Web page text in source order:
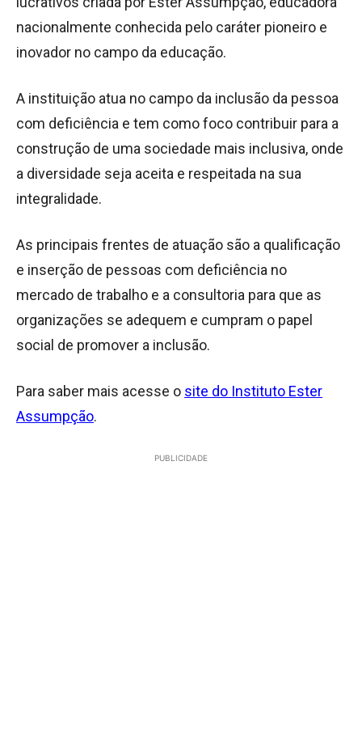
nacionalmente conhecida pelo caráter pioneiro e
inovador no campo da educação.
A instituição atua no campo da inclusão da pessoa
com deficiência e tem como foco contribuir para a
construção de uma sociedade mais inclusiva, onde
a diversidade seja aceita e respeitada na sua
integralidade.
As principais frentes de atuação são a qualificação
e inserção de pessoas com deficiência no
mercado de trabalho e a consultoria para que as
organizações se adequem e cumpram o papel
social de promover a inclusão.
Para saber mais acesse o site do Instituto Ester
Assumpção.
PUBLICIDADE